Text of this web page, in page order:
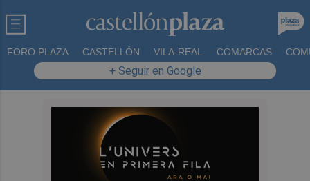
FORO PLAZA CASTELLÓN VILA-REAL COMARCAS
+ Seguir en Google